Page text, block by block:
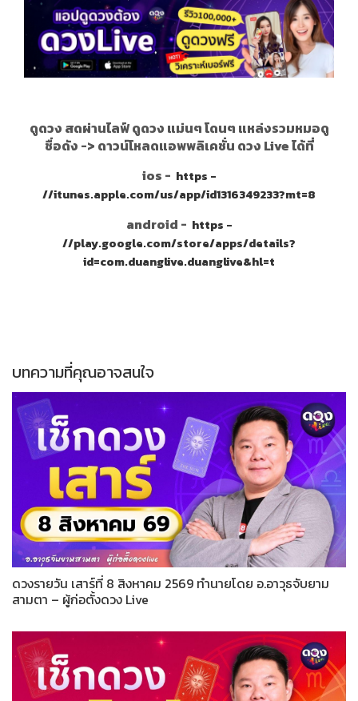
ดูดวง สดผ่านไลฟ์ ดูดวง แม่นๆ โดนๆ แหล่งรวมหมอดู
ชื่อดัง -> ดาวน์โหลดแอพพลิเคชั่น ดวง Live ได้ที่
ios - https -
//itunes.apple.com/us/app/id1316349233?mt=8
android - https -
//play.google.com/store/apps/details?
id=com.duanglive.duanglive&hl=t
บทความที่คุณอาจสนใจ
ดวงรายวัน เสาร์ที่ 8 สิงหาคม 2569 ทำนายโดย อ.อาวุธจับยาม
สามตา – ผู้ก่อตั้งดวง Live